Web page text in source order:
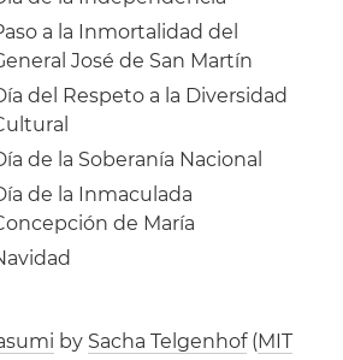
a la Inmortalidad del
José de San Martín
del Respeto a la Diversidad
de la Soberanía Nacional
de la Inmaculada
de María
by Sacha Telgenhof(MIT